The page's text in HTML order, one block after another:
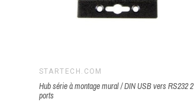
STARTECH.COM
Hub série à montage mural / DIN USB vers RS232 2
ports